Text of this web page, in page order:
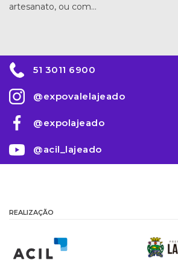
artesanato, ou com…
51 3011 6900
@expovalelajeado
@expolajeado
@acil_lajeado
REALIZAÇÃO